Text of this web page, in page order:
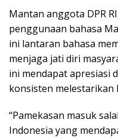
Mantan anggota DPR
penggunaan bahasa
ini lantaran bahasa
menjaga jati diri
ini mendapat apresiasi
konsisten melestarikan
“Pamekasan masuk
Indonesia yang